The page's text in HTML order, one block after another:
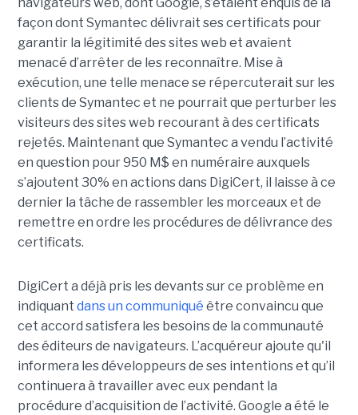
navigateurs web, dont Google, s’étaient enquis de la
façon dont Symantec délivrait ses certificats pour
garantir la légitimité des sites web et avaient
menacé d’arrêter de les reconnaître. Mise à
exécution, une telle menace se répercuterait sur les
clients de Symantec et ne pourrait que perturber les
visiteurs des sites web recourant à des certificats
rejetés. Maintenant que Symantec a vendu l’activité
en question pour 950 M$ en numéraire auxquels
s’ajoutent 30% en actions dans DigiCert, il laisse à ce
dernier la tâche de rassembler les morceaux et de
remettre en ordre les procédures de délivrance des
certificats.
DigiCert a déjà pris les devants sur ce problème en
indiquant dans un communiqué être convaincu que
cet accord satisfera les besoins de la communauté
des éditeurs de navigateurs. L’acquéreur ajoute qu'il
informera les développeurs de ses intentions et qu’il
continuera à travailler avec eux pendant la
procédure d’acquisition de l’activité. Google a été le